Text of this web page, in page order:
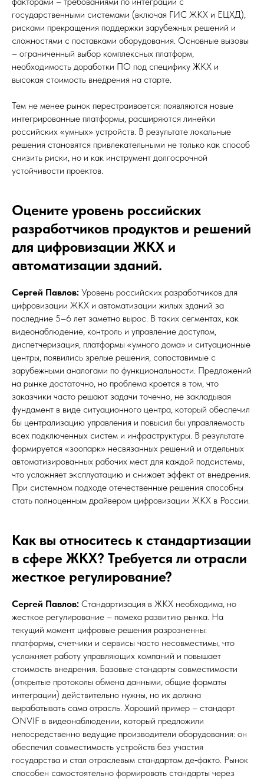
государственными системами (включая ГИС ЖКХ и ЕЦХД),
рисками прекращения поддержки зарубежных решений и
сложностями с поставками оборудования. Основные вызовы
– ограниченный выбор комплексных платформ,
необходимость доработки ПО под специфику ЖКХ и
высокая стоимость внедрения на старте.
Тем не менее рынок перестраивается: появляются новые
интегрированные платформы, расширяются линейки
российских «умных» устройств. В результате локальные
решения становятся привлекательными не только как способ
снизить риски, но и как инструмент долгосрочной
устойчивости проектов.
Оцените уровень российских
разработчиков продуктов и решений
для цифровизации ЖКХ и
автоматизации зданий.
Сергей Павлов: Уровень российских разработчиков для
цифровизации ЖКХ и автоматизации жилых зданий за
последние 5–6 лет заметно вырос. В таких сегментах, как
видеонаблюдение, контроль и управление доступом,
диспетчеризация, платформы «умного дома» и ситуационные
центры, появились зрелые решения, сопоставимые с
зарубежными аналогами по функциональности. Предложений
на рынке достаточно, но проблема кроется в том, что
заказчики часто решают задачи точечно, не закладывая
фундамент в виде ситуационного центра, который обеспечил
бы централизацию управления и повысил бы управляемость
всех подключенных систем и инфраструктуры. В результате
формируется «зоопарк» несвязанных решений и отдельных
автоматизированных рабочих мест для каждой подсистемы,
что усложняет эксплуатацию и снижает эффект от внедрения.
При системном подходе отечественные решения способны
стать полноценным драйвером цифровизации ЖКХ в России.
Как вы относитесь к стандартизации
в сфере ЖКХ? Требуется ли отрасли
жесткое регулирование?
Сергей Павлов: Стандартизация в ЖКХ необходима, но
жесткое регулирование – помеха развитию рынка. На
текущий момент цифровые решения разрозненны:
платформы, счетчики и сервисы часто несовместимы, что
усложняет работу управляющих компаний и повышает
стоимость внедрения. Базовые стандарты совместимости
(открытые протоколы обмена данными, общие форматы
интеграции) действительно нужны, но их должна
вырабатывать сама отрасль. Хороший пример – стандарт
ONVIF в видеонаблюдении, который предложили
непосредственно ведущие производители оборудования: он
обеспечил совместимость устройств без участия
государства и стал отраслевым стандартом де‑факто. Рынок
способен самостоятельно формировать стандарты через